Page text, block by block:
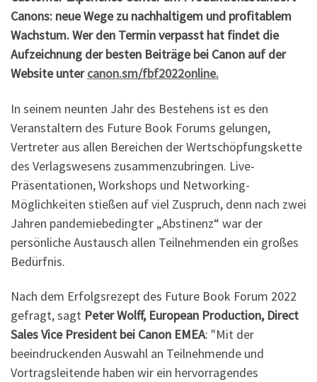
Canons: neue Wege zu nachhaltigem und profitablem
Wachstum. Wer den Termin verpasst hat findet die
Aufzeichnung der besten Beiträge bei Canon auf der
Website untercanon.sm/fbf2022online.
In seinem neunten Jahr des Bestehens ist es den
Veranstaltern des Future Book Forums gelungen,
Vertreter aus allen Bereichen der Wertschöpfungskette
des Verlagswesens zusammenzubringen. Live-
Präsentationen, Workshops und Networking-
Möglichkeiten stießen auf viel Zuspruch, denn nach zwei
Jahren pandemiebedingter „Abstinenz“ war der
persönliche Austausch allen Teilnehmenden ein großes
Bedürfnis.
Nach dem Erfolgsrezept des Future Book Forum 2022
gefragt, sagt Peter Wolff, European Production, Direct
Sales Vice President bei Canon EMEA: "Mit der
beeindruckenden Auswahl an Teilnehmende und
Vortragsleitende haben wir ein hervorragendes